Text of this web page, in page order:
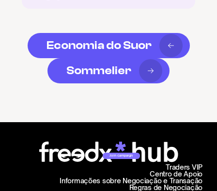
Economia do Suor
Sommelier
Join campaign
Centro de Apoio
Informações sobre Negociação e Transação
Traders VIP
Regras de Negociação